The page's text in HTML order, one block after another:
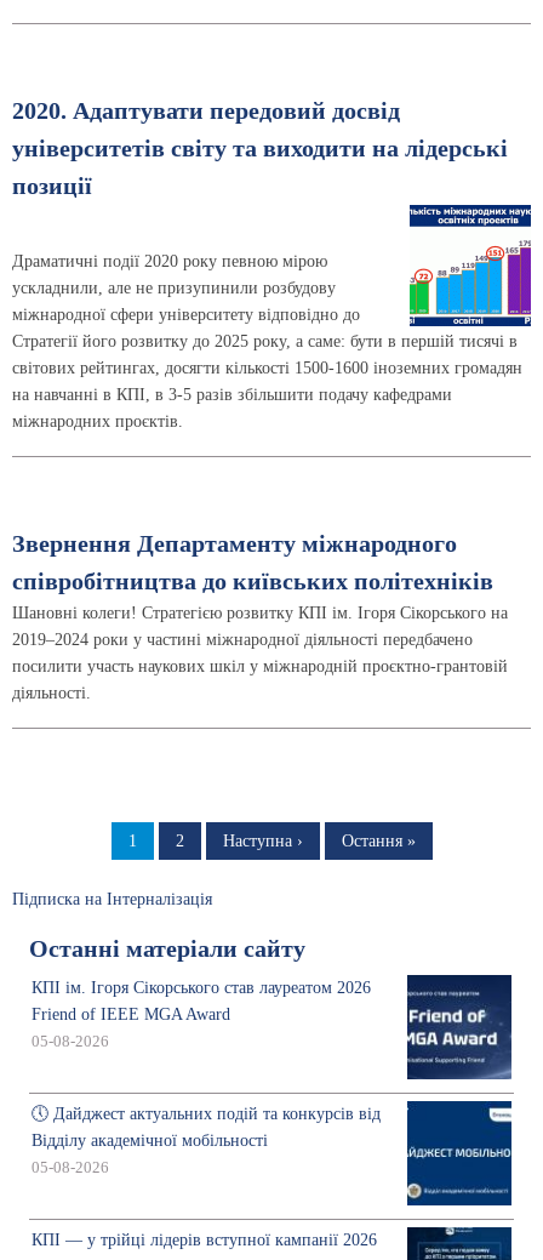
2020. Адаптувати передовий досвід
університетів світу та виходити на лідерські
позиції
Драматичні події 2020 року певною мірою
ускладнили, але не призупинили розбудову
міжнародної сфери університету відповідно до
Стратегії його розвитку до 2025 року, а саме: бути в першій тисячі в
світових рейтингах, досягти кількості 1500-1600 іноземних громадян
на навчанні в КПІ, в 3-5 разів збільшити подачу кафедрами
міжнародних проєктів.
Звернення Департаменту міжнародного
співробітництва до київських політехніків
Шановні колеги! Стратегією розвитку КПІ ім. Ігоря Сікорського на
2019–2024 роки у частині міжнародної діяльності передбачено
посилити участь наукових шкіл у міжнародній проєктно-грантовій
діяльності.
Сторінка
1 Сторінка
2
Наступна
Наступна ›
Остання
Остання »
Підписка на Інтерналізація
Останні матеріали сайту
КПІ ім. Ігоря Сікорського став лауреатом 2026
Friend of IEEE MGA Award
05-08-2026
🕔 Дайджест актуальних подій та конкурсів від
Відділу академічної мобільності
05-08-2026
КПІ — у трійці лідерів вступної кампанії 2026